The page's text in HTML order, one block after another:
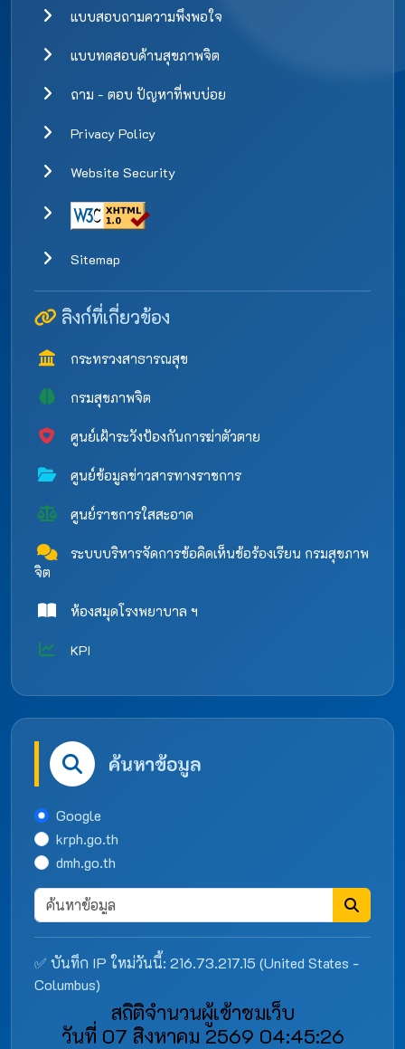
แบบสอบถามความพึงพอใจ
แบบทดสอบด้านสุขภาพจิต
ถาม - ตอบ ปัญหาที่พบบ่อย
Privacy Policy
Website Security
Sitemap
ลิงก์ที่เกี่ยวข้อง
กระทรวงสาธารณสุข
กรมสุขภาพจิต
ศูนย์เฝ้าระวังป้องกันการฆ่าตัวตาย
ศูนย์ข้อมูลข่าวสารทางราชการ
ศูนย์ราชการใสสะอาด
ระบบบริหารจัดการข้อคิดเห็นข้อร้องเรียน กรมสุขภาพ
จิต
ห้องสมุดโรงพยาบาล ฯ
KPI
ค้นหาข้อมูล
Google
krph.go.th
dmh.go.th
✅ บันทึก IP ใหม่วันนี้: 216.73.217.15 (United States -
Columbus)
สถิติจำนวนผู้เข้าชมเว็บ
วันที่ 07 สิงหาคม 2569 04:45:26